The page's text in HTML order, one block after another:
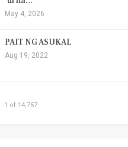
May 4, 2026
PAIT NG ASUKAL
Aug 19, 2022
1 of 14,757